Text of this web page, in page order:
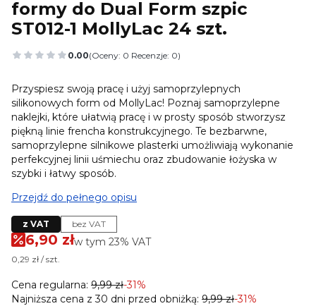
formy do Dual Form szpic
ST012-1 MollyLac 24 szt.
0.00(Oceny: 0 Recenzje: 0)
Przejdź do sekcji Opinie
Przyspiesz swoją pracę i użyj samoprzylepnych
silikonowych form od MollyLac! Poznaj samoprzylepne
naklejki, które ułatwią pracę i w prosty sposób stworzysz
piękną linie frencha konstrukcyjnego. Te bezbarwne,
samoprzylepne silnikowe plasterki umożliwiają wykonanie
perfekcyjnej linii uśmiechu oraz zbudowanie łożyska w
szybki i łatwy sposób.
Przejdź do pełnego opisu
z VAT bez VAT
6,90 złw tym 23% VAT
w tym 23% VAT
0,29 zł / szt.
Cena regularna: 9,99 zł-31%
Najniższa cena z 30 dni przed obniżką: 9,99 zł-31%